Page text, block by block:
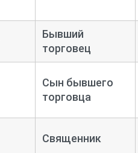
Бывший
торговец
Сын бывшего
торговца
Священник